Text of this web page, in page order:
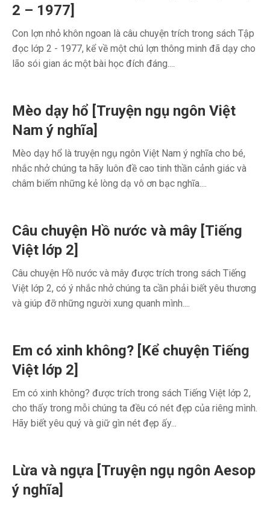
2 – 1977]
Con lợn nhỏ khôn ngoan là câu chuyện trích trong sách Tập
đọc lớp 2 - 1977, kể về một chú lợn thông minh đã dạy cho
lão sói gian ác một bài học đích đáng....
Mèo dạy hổ [Truyện ngụ ngôn Việt
Nam ý nghĩa]
Mèo dạy hổ là truyện ngụ ngôn Việt Nam ý nghĩa cho bé,
nhắc nhở chúng ta hãy luôn đề cao tinh thần cảnh giác và
châm biếm những kẻ lòng dạ vô ơn bạc nghĩa....
Câu chuyện Hồ nước và mây [Tiếng
Việt lớp 2]
Câu chuyện Hồ nước và mây được trích trong sách Tiếng
Việt lớp 2, có ý nhắc nhở chúng ta cần phải biết yêu thương
và giúp đỡ những người xung quanh mình....
Em có xinh không? [Kể chuyện Tiếng
Việt lớp 2]
Em có xinh không? được trích trong sách Tiếng Việt lớp 2,
cho thấy trong mỗi chúng ta đều có nét đẹp của riêng mình.
Hãy biết yêu quý và giữ gìn nét đẹp ấy...
Lừa và ngựa [Truyện ngụ ngôn Aesop
ý nghĩa]